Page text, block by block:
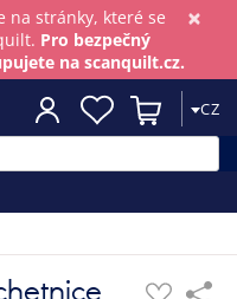
×
na stránky, které se
Pro bezpečný
na scanquilt.cz.
CZ